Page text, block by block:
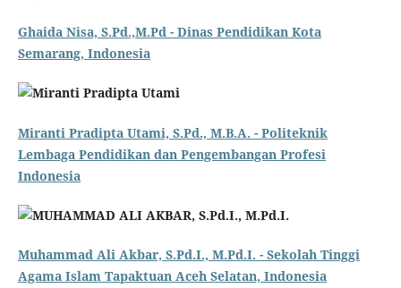
Ghaida Nisa, S.Pd.,M.Pd - Dinas Pendidikan Kota
Semarang, Indonesia
Miranti Pradipta Utami, S.Pd., M.B.A. - Politeknik
Lembaga Pendidikan dan Pengembangan Profesi
Indonesia
Muhammad Ali Akbar, S.Pd.I., M.Pd.I. - Sekolah Tinggi
Agama Islam Tapaktuan Aceh Selatan, Indonesia